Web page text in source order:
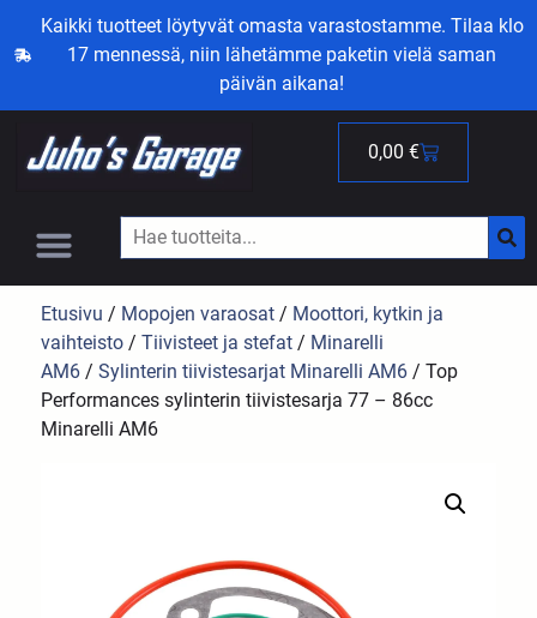
Kaikki tuotteet löytyvät omasta varastostamme. Tilaa klo
17 mennessä, niin lähetämme paketin vielä saman
päivän aikana!
0,00 €
Etusivu / Mopojen varaosat / Moottori, kytkin ja
vaihteisto /Tiivisteet ja stefat / Minarelli
AM6 /Sylinterin tiivistesarjat Minarelli AM6 / Top
Performances sylinterin tiivistesarja 77 – 86cc
Minarelli AM6